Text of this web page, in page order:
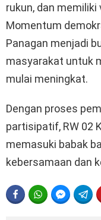
rukun, dan
Momentum
Panagan menjadi
masyarakat untuk
mulai meningkat.
Dengan proses
partisipatif, RW 02
memasuki babak
kebersamaan dan
FACEBOOKWHATSAPP